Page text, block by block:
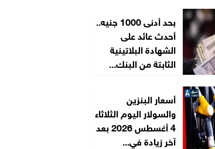
بحد أدنى 1000 جنيه..
أحدث عائد على
الشهادة البلاتينية
الثابتة من البنك...
أسعار البنزين
والسولار اليوم الثلاثاء
4 أغسطس 2026 بعد
آخر زيادة في...